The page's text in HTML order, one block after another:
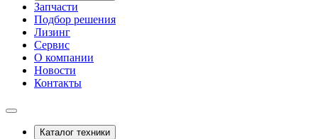
Запчасти
Подбор решения
Лизинг
Сервис
О компании
Новости
Контакты
Каталог техники